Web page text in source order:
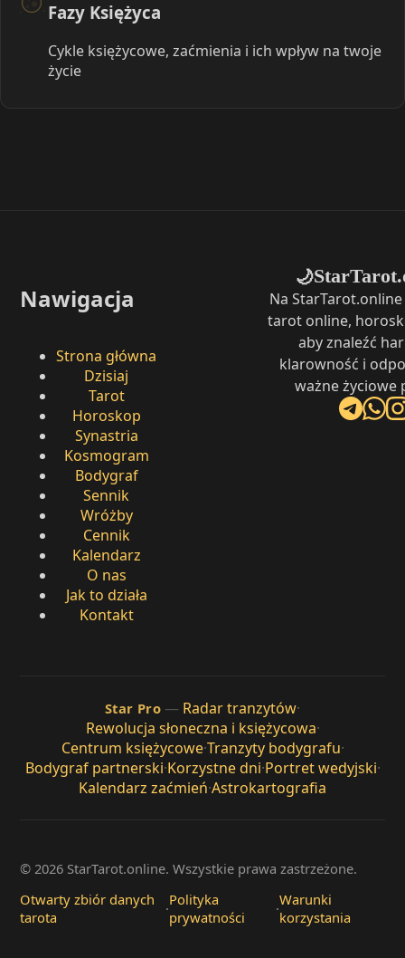
Fazy Księżyca
Cykle księżycowe, zaćmienia i ich wpływ na twoje
życie
Nawigacja
Strona główna
Dzisiaj
Tarot
Horoskop
Synastria
Kosmogram
Bodygraf
Sennik
Wróżby
Cennik
Kalendarz
O nas
Jak to działa
Kontakt
🌙
Na
tarot online,
aby znaleźć
klarowność i
ważne życiowe
Star Pro — Radar tranzytów·
Rewolucja słoneczna i księżycowa·
Centrum księżycowe·Tranzyty bodygrafu·
Bodygraf partnerski·Korzystne dni·Portret wedyjski·
Kalendarz zaćmień·Astrokartografia
© 2026 StarTarot.online. Wszystkie prawa zastrzeżone.
Otwarty zbiór danych
tarota
·Polityka
prywatności
·Warunki
korzystania